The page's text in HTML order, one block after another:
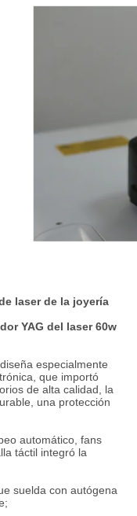
laser de la joyería
YAG del laser 60w
especialmente
que importó
de alta calidad, la
una protección
automático, fans
táctil integró la
suelda con autógena